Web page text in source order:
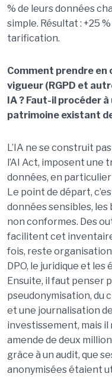
% de leurs données
simple. Résultat : +25
tarification.
Comment prendre
vigueur (RGPD et
IA ? Faut-il procéder
patrimoine existant
L’IA ne se construit
l’AI Act, imposent
données, en
Le point de départ,
données sensibles,
non conformes. Des
facilitent cet
fois, reste
DPO, le juridique et les
Ensuite, il faut penser
pseudonymisation, du
et une journalisation
investissement, mais
amende de deux
grâce à un audit, que
anonymisées étaient